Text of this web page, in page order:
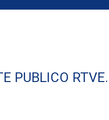
PUBLICO RTVE.